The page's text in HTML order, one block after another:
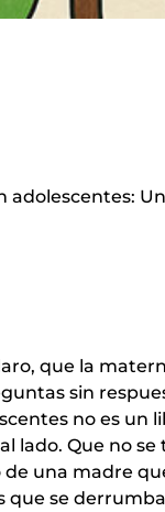
adolescentes:
que la
sin
no es un
lado. Que no
una madre
que se